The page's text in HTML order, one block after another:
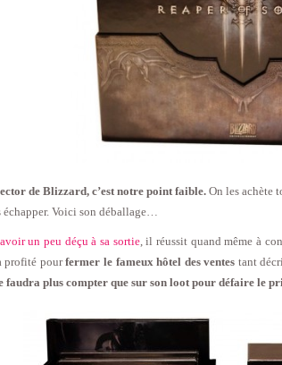
de Blizzard, c’est notre point faible. On les achète
Voici son déballage…
un peu déçu à sa sortie, il réussit quand même à
profité pourfermer le fameux hôtel des ventes tant
faudra plus compter que sur son loot pour défaire le